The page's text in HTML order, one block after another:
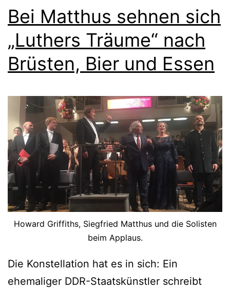
Bei Matthus sehnen sich
„Luthers Träume“ nach
Brüsten, Bier und Essen
Howard Griffiths, Siegfried Matthus und die Solisten
beim Applaus.
Die Konstellation hat es in sich: Ein
ehemaliger DDR-Staatskünstler schreibt